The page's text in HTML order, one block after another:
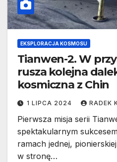
EKSPLORACJA KOSMOSU
Tianwen-2. W
rusza kolejna
kosmiczna z Chin
1 LIPCA 2024 RADEK
Pierwsza misja serii
spektakularnym
ramach jednej,
w stronę…